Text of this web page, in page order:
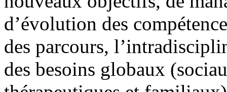
d’évolution des
des parcours,
des besoins globaux